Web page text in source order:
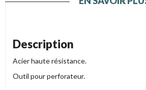
Description
Acier haute résistance.
Outil pour perforateur.